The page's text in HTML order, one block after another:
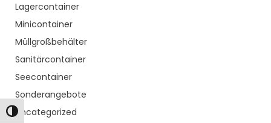
Toggle High Contrast
Lagercontainer
Minicontainer
Müllgroßbehälter
Sanitärcontainer
Seecontainer
Sonderangebote
Uncategorized